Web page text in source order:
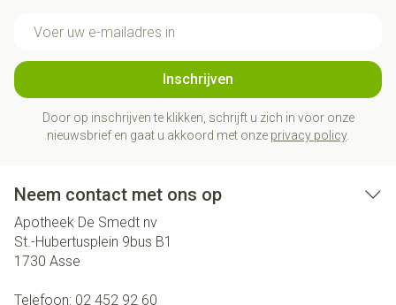
Inschrijven
Door op inschrijven te klikken, schrijft u zich in voor onze
nieuwsbrief en gaat u akkoord met onze privacy policy.
Neem contact met ons op
Apotheek De Smedt nv
St.-Hubertusplein 9bus B1
1730 Asse
Telefoon: 02 452 92 60